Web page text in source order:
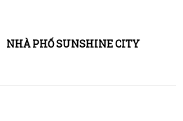
NHÀ PHỐ SUNSHINE CITY